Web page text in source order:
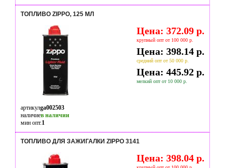
ТОПЛИВО ZIPPO, 125 МЛ
Цена: 372.09 р.
крупный опт от 100 000 р.
Цена: 398.14 р.
средний опт от 50 000 р.
Цена: 445.92 р.
мелкий опт от 10 000 р.
артикулga002503
наличиев наличии
мин опт.1
ТОПЛИВО ДЛЯ ЗАЖИГАЛКИ ZIPPO 3141
Цена: 398.04 р.